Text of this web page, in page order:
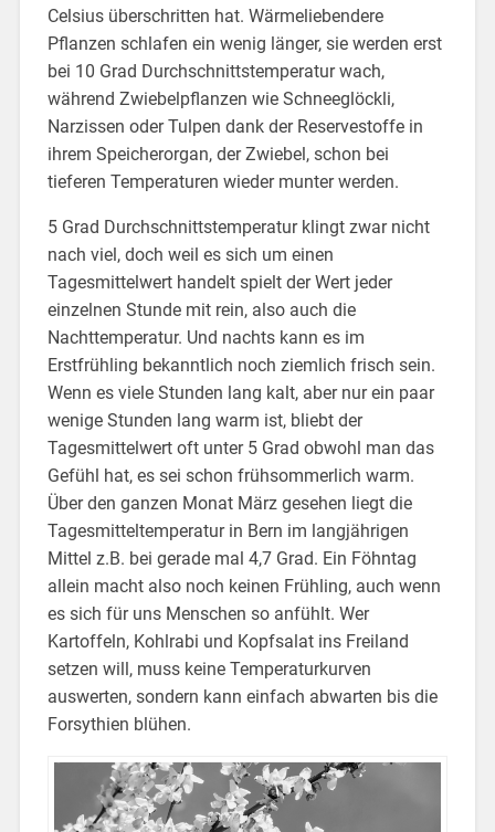
Celsius überschritten hat. Wärmeliebendere
Pflanzen schlafen ein wenig länger, sie werden erst
bei 10 Grad Durchschnittstemperatur wach,
während Zwiebelpflanzen wie Schneeglöckli,
Narzissen oder Tulpen dank der Reservestoffe in
ihrem Speicherorgan, der Zwiebel, schon bei
tieferen Temperaturen wieder munter werden.
5 Grad Durchschnittstemperatur klingt zwar nicht
nach viel, doch weil es sich um einen
Tagesmittelwert handelt spielt der Wert jeder
einzelnen Stunde mit rein, also auch die
Nachttemperatur. Und nachts kann es im
Erstfrühling bekanntlich noch ziemlich frisch sein.
Wenn es viele Stunden lang kalt, aber nur ein paar
wenige Stunden lang warm ist, bliebt der
Tagesmittelwert oft unter 5 Grad obwohl man das
Gefühl hat, es sei schon frühsommerlich warm.
Über den ganzen Monat März gesehen liegt die
Tagesmitteltemperatur in Bern im langjährigen
Mittel z.B. bei gerade mal 4,7 Grad. Ein Föhntag
allein macht also noch keinen Frühling, auch wenn
es sich für uns Menschen so anfühlt. Wer
Kartoffeln, Kohlrabi und Kopfsalat ins Freiland
setzen will, muss keine Temperaturkurven
auswerten, sondern kann einfach abwarten bis die
Forsythien blühen.